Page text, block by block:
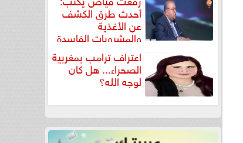
أحدث طرق الكشف
عن الأغذية
والمشروبات الفاسدة
اعتراف ترامب بمغربية
الصحراء... هل كان
لوجه الله؟